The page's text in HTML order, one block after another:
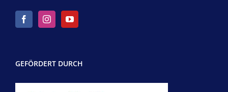
GEFÖRDERT DURCH